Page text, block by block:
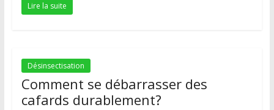
Lire la suite
Désinsectisation
Comment se débarrasser des
cafards durablement?